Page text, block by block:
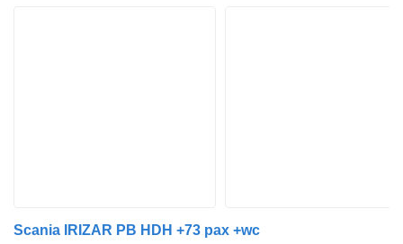
Scania IRIZAR PB HDH +73 pax +wc